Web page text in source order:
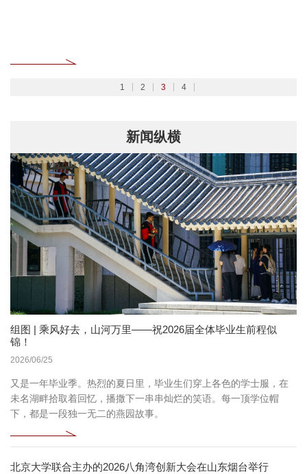
1 2 3 4
新闻纵横
组图 | 乘风好去，山河万里——祝2026届全体毕业生前程似
锦！
2026/06/25
又是一年毕业季。热烈的夏日里，毕业生们穿上各色的学士服，在
未名湖畔拾取着回忆，播撒下一串串灿烂的笑语。每一顶学位帽
下，都是一段独一无二的燕园故事。
北京大学联合主办的2026八角湾创新大会在山东烟台举行